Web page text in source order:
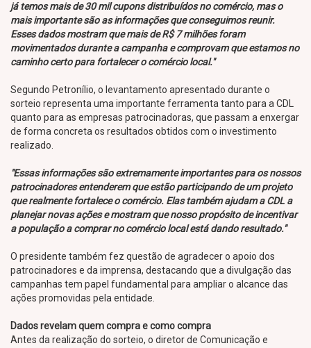
já temos mais de 30 mil cupons distribuídos no comércio, mas o
mais importante são as informações que conseguimos reunir.
Esses dados mostram que mais de R$ 7 milhões foram
movimentados durante a campanha e comprovam que estamos no
caminho certo para fortalecer o comércio local."
Segundo Petronílio, o levantamento apresentado durante o
sorteio representa uma importante ferramenta tanto para a CDL
quanto para as empresas patrocinadoras, que passam a enxergar
de forma concreta os resultados obtidos com o investimento
realizado.
"Essas informações são extremamente importantes para os nossos
patrocinadores entenderem que estão participando de um projeto
que realmente fortalece o comércio. Elas também ajudam a CDL a
planejar novas ações e mostram que nosso propósito de incentivar
a população a comprar no comércio local está dando resultado."
O presidente também fez questão de agradecer o apoio dos
patrocinadores e da imprensa, destacando que a divulgação das
campanhas tem papel fundamental para ampliar o alcance das
ações promovidas pela entidade.
Dados revelam quem compra e como compra
Antes da realização do sorteio, o diretor de Comunicação e